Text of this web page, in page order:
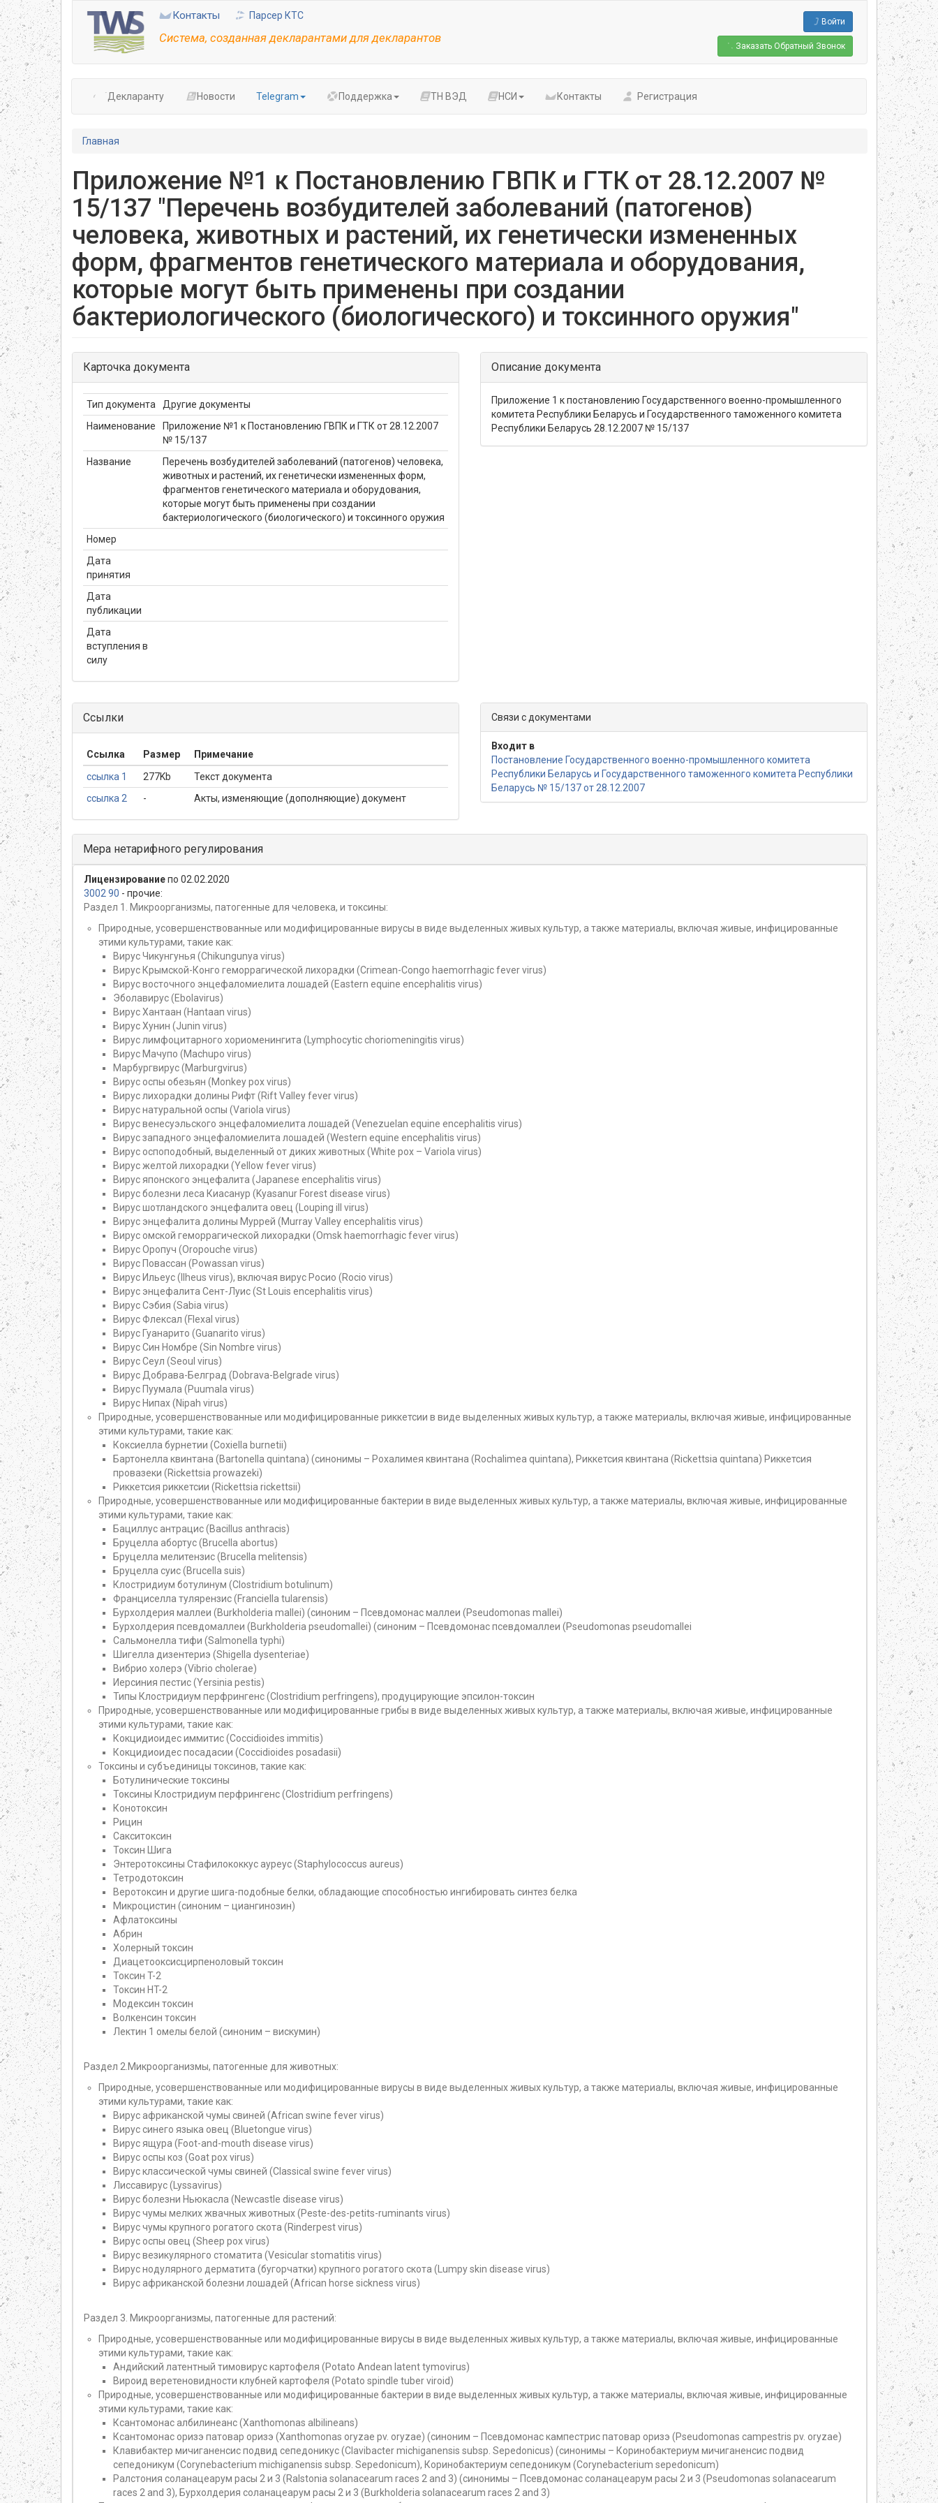
Перейти
к
основному
содержанию
Контакты Парсер КТС
Система, созданная декларантами для декларантов
Войти
Заказать Обратный Звонок
Декларанту Новости Telegram Поддержка ТН ВЭД НСИ Контакты Регистрация
Главная
Приложение №1 к Постановлению ГВПК и ГТК от 28.12.2007 №
15/137 "Перечень возбудителей заболеваний (патогенов)
человека, животных и растений, их генетически измененных
форм, фрагментов генетического материала и оборудования,
которые могут быть применены при создании
бактериологического (биологического) и токсинного оружия"
Карточка документа
Тип документа
Другие документы
Наименование
Приложение №1 к Постановлению ГВПК и ГТК от 28.12.2007
№ 15/137
Название
Перечень возбудителей заболеваний (патогенов) человека,
животных и растений, их генетически измененных форм,
фрагментов генетического материала и оборудования,
которые могут быть применены при создании
бактериологического (биологического) и токсинного оружия
Номер
Дата
принятия
Дата
публикации
Дата
вступления в
силу
Описание документа
Приложение 1 к постановлению Государственного военно-промышленного
комитета Республики Беларусь и Государственного таможенного комитета
Республики Беларусь 28.12.2007 № 15/137
Ссылки
Ссылка Размер
Примечание
ссылка 1
277Kb
Текст документа
ссылка 2
- Акты, изменяющие (дополняющие) документ
Связи с документами
Входит в
Постановление Государственного военно-промышленного комитета
Республики Беларусь и Государственного таможенного комитета Республики
Беларусь № 15/137 от 28.12.2007
Мера нетарифного регулирования
Лицензированиепо 02.02.2020
3002 90 - прочие:
Раздел 1. Микроорганизмы, патогенные для человека, и токсины:
Природные, усовершенствованные или модифицированные вирусы в виде выделенных живых культур, а также материалы, включая живые, инфицированные
этими культурами, такие как:
Вирус Чикунгунья (Chikungunya virus)
Вирус Крымской-Конго геморрагической лихорадки (Crimean-Congo haemorrhagic fever virus)
Вирус восточного энцефаломиелита лошадей (Eastern equine encephalitis virus)
Эболавирус (Ebolavirus)
Вирус Хантаан (Hantaan virus)
Вирус Хунин (Junin virus)
Вирус лимфоцитарного хориоменингита (Lymphocytic choriomeningitis virus)
Вирус Мачупо (Machupo virus)
Марбургвирус (Marburgvirus)
Вирус оспы обезьян (Monkey pox virus)
Вирус лихорадки долины Рифт (Rift Valley fever virus)
Вирус натуральной оспы (Variola virus)
Вирус венесуэльского энцефаломиелита лошадей (Venezuelan equine encephalitis virus)
Вирус западного энцефаломиелита лошадей (Western equine encephalitis virus)
Вирус оспоподобный, выделенный от диких животных (White pox – Variola virus)
Вирус желтой лихорадки (Yellow fever virus)
Вирус японского энцефалита (Japanese encephalitis virus)
Вирус болезни леса Киасанур (Kyasanur Forest disease virus)
Вирус шотландского энцефалита овец (Louping ill virus)
Вирус энцефалита долины Муррей (Murray Valley encephalitis virus)
Вирус омской геморрагической лихорадки (Omsk haemorrhagic fever virus)
Вирус Оропуч (Oropouche virus)
Вирус Повассан (Powassan virus)
Вирус Ильеус (Ilheus virus), включая вирус Росио (Rocio virus)
Вирус энцефалита Сент-Луис (St Louis encephalitis virus)
Вирус Сэбия (Sabia virus)
Вирус Флексал (Flexal virus)
Вирус Гуанарито (Guanarito virus)
Вирус Син Номбре (Sin Nombre virus)
Вирус Сеул (Seoul virus)
Вирус Добрава-Белград (Dobrava-Belgrade virus)
Вирус Пуумала (Puumala virus)
Вирус Нипах (Nipah virus)
Природные, усовершенствованные или модифицированные риккетсии в виде выделенных живых культур, а также материалы, включая живые, инфицированные
этими культурами, такие как:
Коксиелла бурнетии (Coxiella burnetii)
Бартонелла квинтана (Bartonella quintana) (синонимы – Рохалимея квинтана (Rochalimea quintana), Риккетсия квинтана (Rickettsia quintana) Риккетсия
провазеки (Rickettsia prowazeki)
Риккетсия риккетсии (Rickettsia rickettsii)
Природные, усовершенствованные или модифицированные бактерии в виде выделенных живых культур, а также материалы, включая живые, инфицированные
этими культурами, такие как:
Бациллус антрацис (Bacillus anthracis)
Бруцелла абортус (Brucella abortus)
Бруцелла мелитензис (Brucella melitensis)
Бруцелла суис (Brucella suis)
Клостридиум ботулинум (Clostridium botulinum)
Франциселла тулярензис (Franciella tularensis)
Бурхолдерия маллеи (Burkholderia mallei) (синоним – Псевдомонас маллеи (Pseudomonas mallei)
Бурхолдерия псевдомаллеи (Burkholderia pseudomallei) (синоним – Псевдомонас псевдомаллеи (Pseudomonas pseudomallei
Сальмонелла тифи (Salmonella typhi)
Шигелла дизентериэ (Shigella dysenteriae)
Вибрио холерэ (Vibrio cholerae)
Иерсиния пестис (Yersinia pestis)
Типы Клостридиум перфрингенс (Clostridium perfringens), продуцирующие эпсилон-токсин
Природные, усовершенствованные или модифицированные грибы в виде выделенных живых культур, а также материалы, включая живые, инфицированные
этими культурами, такие как:
Кокцидиоидес иммитис (Coccidioides immitis)
Кокцидиоидес посадасии (Coccidioides posadasii)
Токсины и субъединицы токсинов, такие как:
Ботулинические токсины
Токсины Клостридиум перфрингенс (Clostridium perfringens)
Конотоксин
Рицин
Сакситоксин
Токсин Шига
Энтеротоксины Стафилококкус ауреус (Staphylococcus aureus)
Тетродотоксин
Веротоксин и другие шига-подобные белки, обладающие способностью ингибировать синтез белка
Микроцистин (синоним – циангинозин)
Афлатоксины
Абрин
Холерный токсин
Диацетооксисцирпеноловый токсин
Токсин T-2
Токсин HT-2
Модексин токсин
Волкенсин токсин
Лектин 1 омелы белой (синоним – вискумин)
Раздел 2.Микроорганизмы, патогенные для животных:
Природные, усовершенствованные или модифицированные вирусы в виде выделенных живых культур, а также материалы, включая живые, инфицированные
этими культурами, такие как:
Вирус африканской чумы свиней (African swine fever virus)
Вирус синего языка овец (Bluetongue virus)
Вирус ящура (Foot-and-mouth disease virus)
Вирус оспы коз (Goat pox virus)
Вирус классической чумы свиней (Classical swine fever virus)
Лиссавирус (Lyssavirus)
Вирус болезни Ньюкасла (Newcastle disease virus)
Вирус чумы мелких жвачных животных (Peste-des-petits-ruminants virus)
Вирус чумы крупного рогатого скота (Rinderpest virus)
Вирус оспы овец (Sheep pox virus)
Вирус везикулярного стоматита (Vesicular stomatitis virus)
Вирус нодулярного дерматита (бугорчатки) крупного рогатого скота (Lumpy skin disease virus)
Вирус африканской болезни лошадей (African horse sickness virus)
Раздел 3. Микроорганизмы, патогенные для растений:
Природные, усовершенствованные или модифицированные вирусы в виде выделенных живых культур, а также материалы, включая живые, инфицированные
этими культурами, такие как:
Андийский латентный тимовирус картофеля (Potato Andean latent tymovirus)
Вироид веретеновидности клубней картофеля (Potato spindle tuber viroid)
Природные, усовершенствованные или модифицированные бактерии в виде выделенных живых культур, а также материалы, включая живые, инфицированные
этими культурами, такие как:
Ксантомонас албилинеанс (Xanthomonas albilineans)
Ксантомонас оризэ патовар оризэ (Xanthomonas oryzae pv. oryzae) (синоним – Псевдомонас кампестрис патовар оризэ (Pseudomonas campestris pv. oryzae)
Клавибактер мичиганенсис подвид сепедоникус (Clavibacter michiganensis subsp. Sepedonicus) (синонимы – Коринобактериум мичиганенсис подвид
сепедоникум (Corynebacterium michiganensis subsp. Sepedonicum), Коринобактериум сепедоникум (Corynebacterium sepedonicum)
Ралстония соланацеарум расы 2 и 3 (Ralstonia solanacearum races 2 and 3) (синонимы – Псевдомонас соланацеарум расы 2 и 3 (Pseudomonas solanacearum
races 2 and 3), Бурхолдерия соланацеарум расы 2 и 3 (Burkholderia solanacearum races 2 and 3)